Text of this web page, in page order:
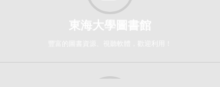
東海大學圖書館
豐富的圖書資源、視聽軟體，歡迎利用！